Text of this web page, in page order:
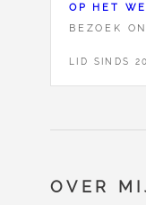
OP HET
BEZOEK
LID SINDS
OVER